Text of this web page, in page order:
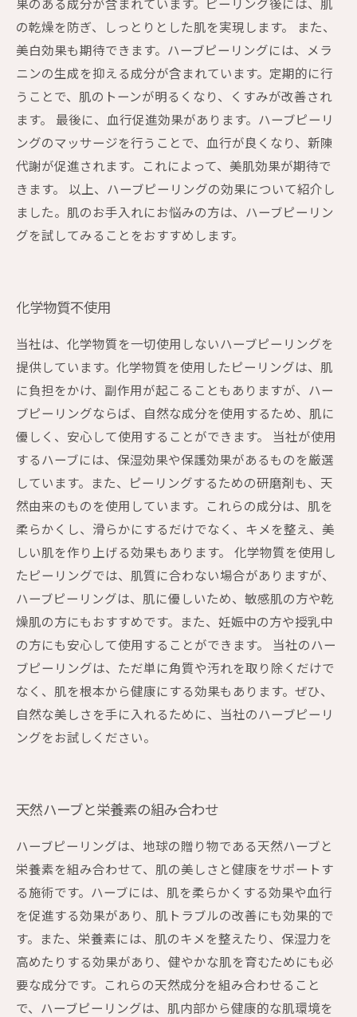
果のある成分が含まれています。ピーリング後には、肌
の乾燥を防ぎ、しっとりとした肌を実現します。 また、
美白効果も期待できます。ハーブピーリングには、メラ
ニンの生成を抑える成分が含まれています。定期的に行
うことで、肌のトーンが明るくなり、くすみが改善され
ます。 最後に、血行促進効果があります。ハーブピーリ
ングのマッサージを行うことで、血行が良くなり、新陳
代謝が促進されます。これによって、美肌効果が期待で
きます。 以上、ハーブピーリングの効果について紹介し
ました。肌のお手入れにお悩みの方は、ハーブピーリン
グを試してみることをおすすめします。
化学物質不使用
当社は、化学物質を一切使用しないハーブピーリングを
提供しています。化学物質を使用したピーリングは、肌
に負担をかけ、副作用が起こることもありますが、ハー
ブピーリングならば、自然な成分を使用するため、肌に
優しく、安心して使用することができます。 当社が使用
するハーブには、保湿効果や保護効果があるものを厳選
しています。また、ピーリングするための研磨剤も、天
然由来のものを使用しています。これらの成分は、肌を
柔らかくし、滑らかにするだけでなく、キメを整え、美
しい肌を作り上げる効果もあります。 化学物質を使用し
たピーリングでは、肌質に合わない場合がありますが、
ハーブピーリングは、肌に優しいため、敏感肌の方や乾
燥肌の方にもおすすめです。また、妊娠中の方や授乳中
の方にも安心して使用することができます。 当社のハー
ブピーリングは、ただ単に角質や汚れを取り除くだけで
なく、肌を根本から健康にする効果もあります。ぜひ、
自然な美しさを手に入れるために、当社のハーブピーリ
ングをお試しください。
天然ハーブと栄養素の組み合わせ
ハーブピーリングは、地球の贈り物である天然ハーブと
栄養素を組み合わせて、肌の美しさと健康をサポートす
る施術です。ハーブには、肌を柔らかくする効果や血行
を促進する効果があり、肌トラブルの改善にも効果的で
す。また、栄養素には、肌のキメを整えたり、保湿力を
高めたりする効果があり、健やかな肌を育むためにも必
要な成分です。これらの天然成分を組み合わせること
で、ハーブピーリングは、肌内部から健康的な肌環境を